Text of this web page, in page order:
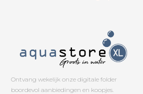
Ontvang wekelijk onze digitale folder
boordevol aanbiedingen en koopjes.